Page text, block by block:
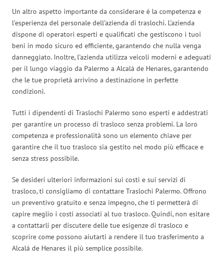
Un altro aspetto importante da considerare è la competenza e
l’esperienza del personale dell’azienda di traslochi. L’azienda
dispone di operatori esperti e qualificati che gestiscono i tuoi
beni in modo sicuro ed efficiente, garantendo che nulla venga
danneggiato. Inoltre, l’azienda utilizza veicoli moderni e adeguati
per il lungo viaggio da Palermo a Alcalá de Henares, garantendo
che le tue proprietà arrivino a destinazione in perfette
condizioni.
Tutti i dipendenti di Traslochi Palermo sono esperti e addestrati
per garantire un processo di trasloco senza problemi. La loro
competenza e professionalità sono un elemento chiave per
garantire che il tuo trasloco sia gestito nel modo più efficace e
senza stress possibile.
Se desideri ulteriori informazioni sui costi e sui servizi di
trasloco, ti consigliamo di contattare Traslochi Palermo. Offrono
un preventivo gratuito e senza impegno, che ti permetterà di
capire meglio i costi associati al tuo trasloco. Quindi, non esitare
a contattarli per discutere delle tue esigenze di trasloco e
scoprire come possono aiutarti a rendere il tuo trasferimento a
Alcalá de Henares il più semplice possibile.